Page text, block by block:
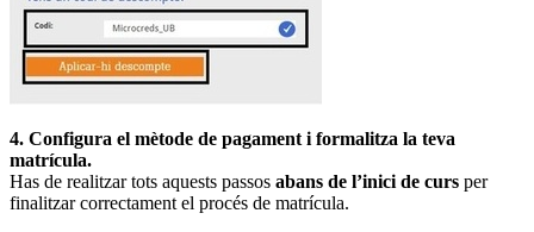
4. Configura el mètode de pagament i formalitza la teva
matrícula.
Has de realitzar tots aquests passos abans de l’inici de curs per
finalitzar correctament el procés de matrícula.